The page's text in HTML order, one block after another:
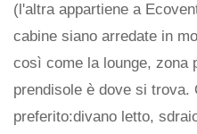
(l'altra appartiene a
cabine siano arredate in
così come la lounge, zona
prendisole è dove si trova.
preferito:divano letto,